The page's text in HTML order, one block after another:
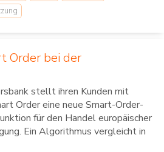
Order bei der
stellt ihren Kunden mit
Order eine neue Smart-Order-
für den Handel europäischer
Ein Algorithmus vergleicht in